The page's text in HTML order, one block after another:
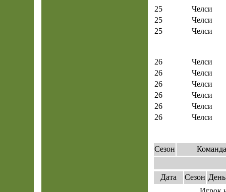
25
Челси
25
Челси
25
Челси
26
Челси
26
Челси
26
Челси
26
Челси
26
Челси
26
Челси
Сезон Команда
Дата Сезон День